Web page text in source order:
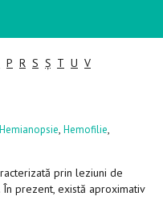
P R S Ș T U V
Hemianopsie, Hemofilie,
prin leziuni de
prezent, există aproximativ